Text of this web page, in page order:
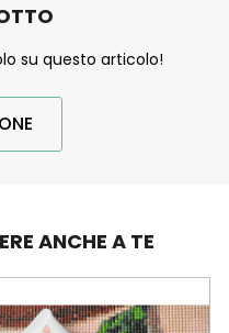
su questo articolo!
ANCHE A TE